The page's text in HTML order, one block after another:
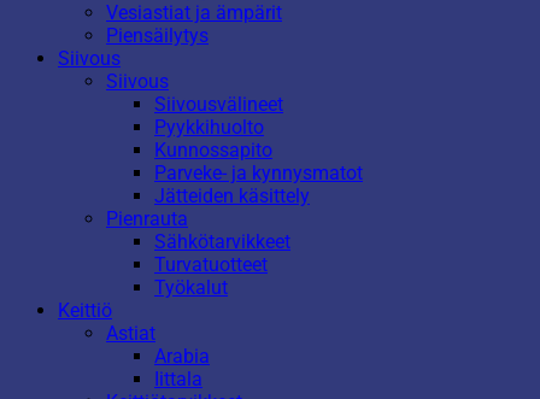
Vesiastiat ja ämpärit
Piensäilytys
Siivous
Siivous
Siivousvälineet
Pyykkihuolto
Kunnossapito
Parveke- ja kynnysmatot
Jätteiden käsittely
Pienrauta
Sähkötarvikkeet
Turvatuotteet
Työkalut
Keittiö
Astiat
Arabia
Iittala